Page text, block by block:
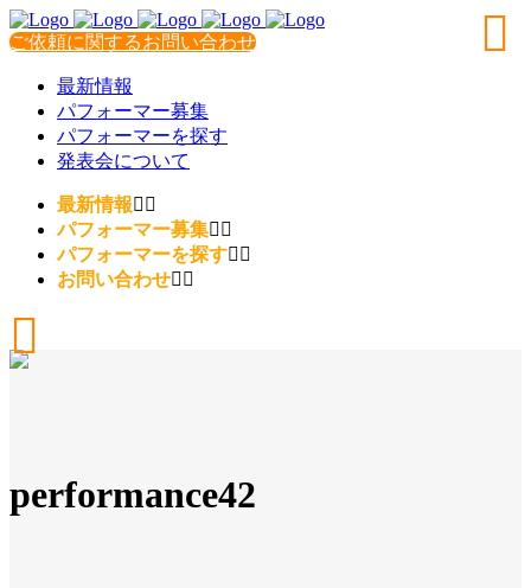
ご依頼に関するお問い合わせ
最新情報
パフォーマー募集
パフォーマーを探す
発表会について
最新情報
パフォーマー募集
パフォーマーを探す
お問い合わせ
performance42